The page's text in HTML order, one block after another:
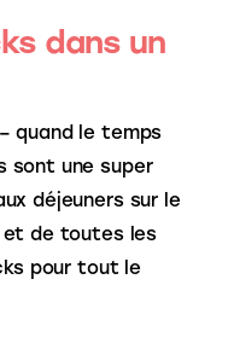
dans un
quand le temps
sont une super
déjeuners sur le
et de toutes les
pour tout le